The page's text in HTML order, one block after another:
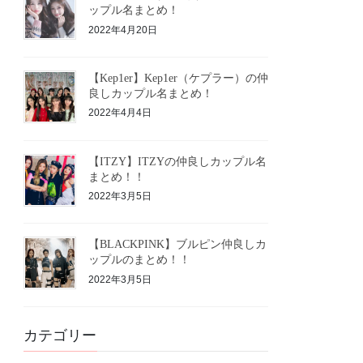
ップル名まとめ！
2022年4月20日
【Kep1er】Kep1er（ケプラー）の仲
良しカップル名まとめ！
2022年4月4日
【ITZY】ITZYの仲良しカップル名
まとめ！！
2022年3月5日
【BLACKPINK】ブルピン仲良しカ
ップルのまとめ！！
2022年3月5日
カテゴリー